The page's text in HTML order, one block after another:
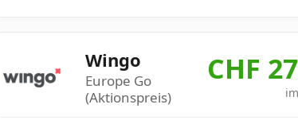
Wingo
Europe Go
(Aktionspreis)
CHF